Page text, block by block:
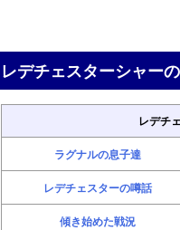
レデチェスターシャー
レデチ
ラグナルの息子達
レデチェスターの噂話
傾き始めた戦況